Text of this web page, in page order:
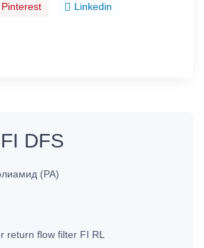
Pinterest Linkedin
DFS
(PA)
return flow filter FI RL